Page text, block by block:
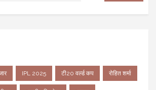
IPL 2025 टी20 वर्ल्ड कप रोहित शर्मा